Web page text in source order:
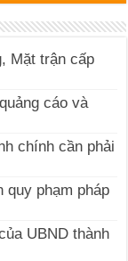
Mặt trận cấp
cáo và
chính cần phải
quy phạm pháp
UBND thành